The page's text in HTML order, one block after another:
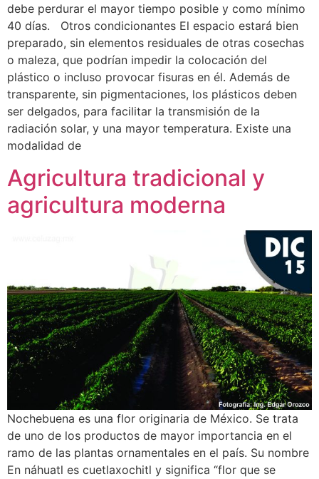
debe perdurar el mayor tiempo posible y como mínimo
40 días. Otros condicionantes El espacio estará bien
preparado, sin elementos residuales de otras cosechas
o maleza, que podrían impedir la colocación del
plástico o incluso provocar fisuras en él. Además de
transparente, sin pigmentaciones, los plásticos deben
ser delgados, para facilitar la transmisión de la
radiación solar, y una mayor temperatura. Existe una
modalidad de
Agricultura tradicional y
agricultura moderna
Nochebuena es una flor originaria de México. Se trata
de uno de los productos de mayor importancia en el
ramo de las plantas ornamentales en el país. Su nombre
En náhuatl es cuetlaxochitl y significa “flor que se